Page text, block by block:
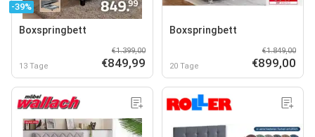
-39%
Boxspringbett
13 Tage
€1.399,00
€849,99
Boxspringbett
20 Tage
€1.849,00
€899,00